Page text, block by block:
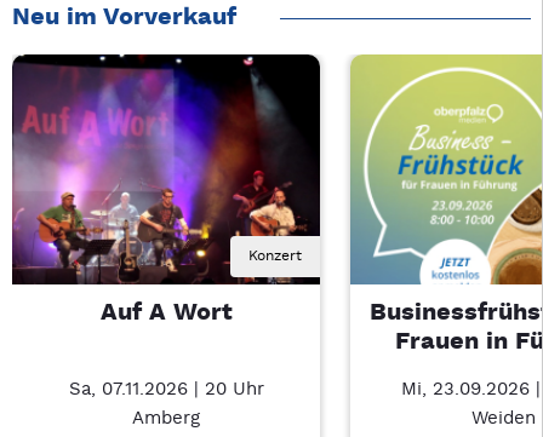
Neu im Vorverkauf
Konzert
Auf A Wort
Sa, 07.11.2026 | 20 Uhr
Amberg
Frauen in
Mi, 23.09.2026
Weiden